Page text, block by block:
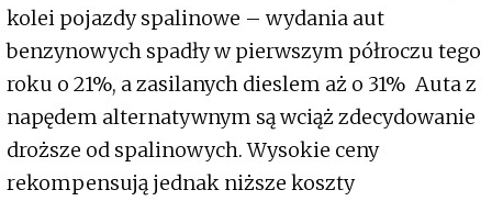
kolei pojazdy spalinowe – wydania aut
benzynowych spadły w pierwszym półroczu tego
roku o 21%, a zasilanych dieslem aż o 31% Auta z
napędem alternatywnym są wciąż zdecydowanie
droższe od spalinowych. Wysokie ceny
rekompensują jednak niższe koszty